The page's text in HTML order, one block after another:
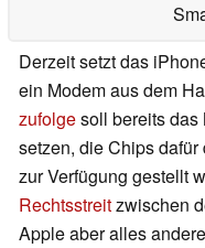
Derzeit setzt das
ein Modem aus dem
zufolgesoll bereits das
setzen, die Chips
zur Verfügung gestellt
Rechtsstreitzwischen
Apple aber alles